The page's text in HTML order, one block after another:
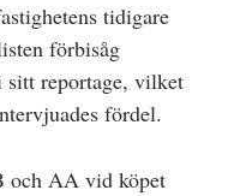
tidigare
förbisåg
sitt reportage, vilket
fördel.
och AA vid köpet